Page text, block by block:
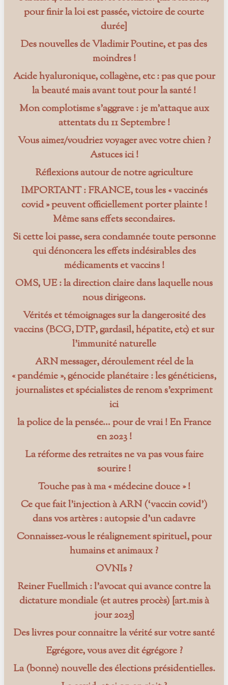
pour finir la loi est passée, victoire de courte
durée]
Des nouvelles de Vladimir Poutine, et pas des
moindres !
Acide hyaluronique, collagène, etc : pas que pour
la beauté mais avant tout pour la santé !
Mon complotisme s’aggrave : je m’attaque aux
attentats du 11 Septembre !
Vous aimez/voudriez voyager avec votre chien ?
Astuces ici !
Réflexions autour de notre agriculture
IMPORTANT : FRANCE, tous les « vaccinés
covid » peuvent officiellement porter plainte !
Même sans effets secondaires.
Si cette loi passe, sera condamnée toute personne
qui dénoncera les effets indésirables des
médicaments et vaccins !
OMS, UE : la direction claire dans laquelle nous
nous dirigeons.
Vérités et témoignages sur la dangerosité des
vaccins (BCG, DTP, gardasil, hépatite, etc) et sur
l’immunité naturelle
ARN messager, déroulement réel de la
« pandémie », génocide planétaire : les généticiens,
journalistes et spécialistes de renom s’expriment
ici
la police de la pensée… pour de vrai ! En France
en 2023 !
La réforme des retraites ne va pas vous faire
sourire !
Touche pas à ma « médecine douce » !
Ce que fait l’injection à ARN (‘vaccin covid’)
dans vos artères : autopsie d’un cadavre
Connaissez-vous le réalignement spirituel, pour
humains et animaux ?
OVNIs ?
Reiner Fuellmich : l’avocat qui avance contre la
dictature mondiale (et autres procès) [art.mis à
jour 2025]
Des livres pour connaitre la vérité sur votre santé
Egrégore, vous avez dit égrégore ?
La (bonne) nouvelle des élections présidentielles.